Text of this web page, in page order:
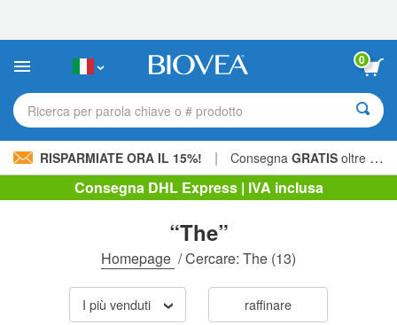
sito
include
sistema
0
Ricerca per parola chiave o # prodotto
RISPARMIATE ORA IL 15%! | Consegna GRATIS oltre 60,00 € »
Consegna DHL Express | IVA inclusa
“The”
Homepage /Cercare: The (13)
I più venduti raffinare